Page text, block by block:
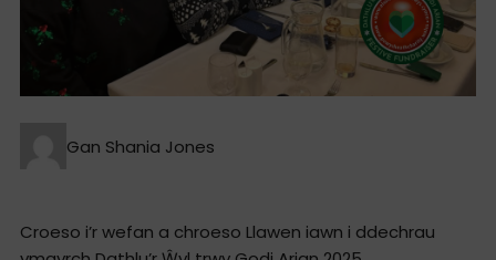
Gan Shania Jones
Croeso i’r wefan a chroeso Llawen iawn i ddechrau